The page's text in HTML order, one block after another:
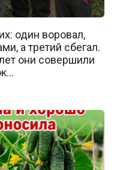
один воровал,
а третий сбегал.
они совершили